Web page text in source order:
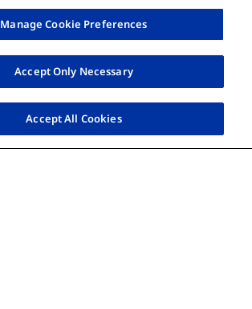
Manage Cookie Preferences
Accept Only Necessary
Accept All Cookies